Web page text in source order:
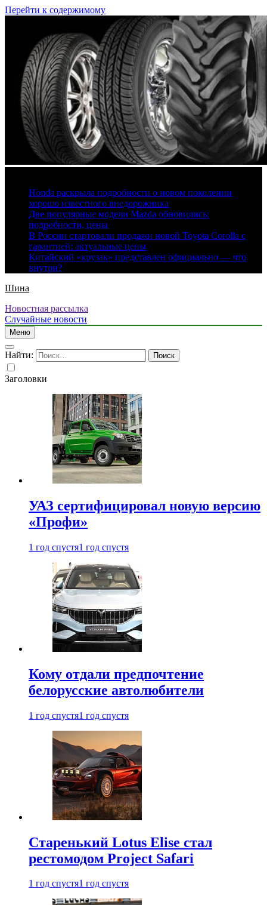
Перейти к содержимому
Honda раскрыла подробности о новом поколении
хорошо известного внедорожника
Две популярные модели Mazda обновились:
подробности, цены
В России стартовали продажи новой Toyota Corolla с
гарантией: актуальные цены
Китайский «крузак» представлен официально — что
внутри?
Шина
Новостная рассылка
Случайные новости
Меню
Найти:
Заголовки
УАЗ сертифицировал новую версию
«Профи»
1 год спустя1 год спустя
Кому отдали предпочтение
белорусские автолюбители
1 год спустя1 год спустя
Старенький Lotus Elise стал
рестомодом Project Safari
1 год спустя1 год спустя